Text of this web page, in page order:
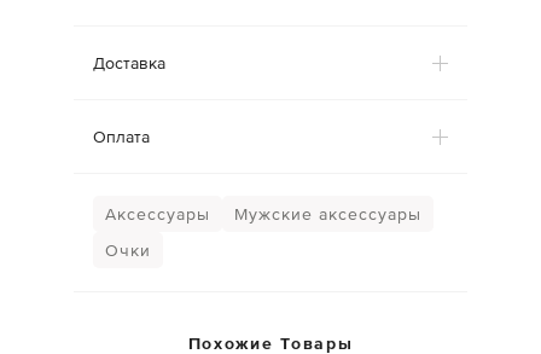
Доставка
Оплата
Аксессуары
Мужские аксессуары
Очки
Похожие Товары